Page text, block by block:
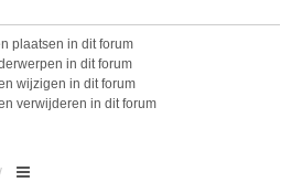
plaatsen in dit forum
in dit forum
wijzigen in dit forum
verwijderen in dit forum